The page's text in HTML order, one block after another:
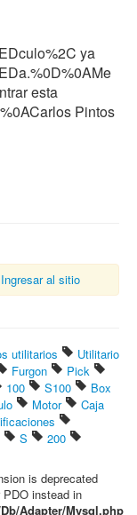
ya
esta
Pintos
Ingresar al sitio
utilitarios
Utilitario
Furgon
Pick
100 S100
Box
Motor
Caja
S 200
is deprecated
instead in
Adapter/Mysql.php